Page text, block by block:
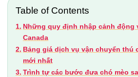
Table of Contents
Những quy định nhập cảnh động
Canada
Bảng giá dịch vụ vận chuyển thú
mới nhất
Trình tự các bước đưa chó mèo